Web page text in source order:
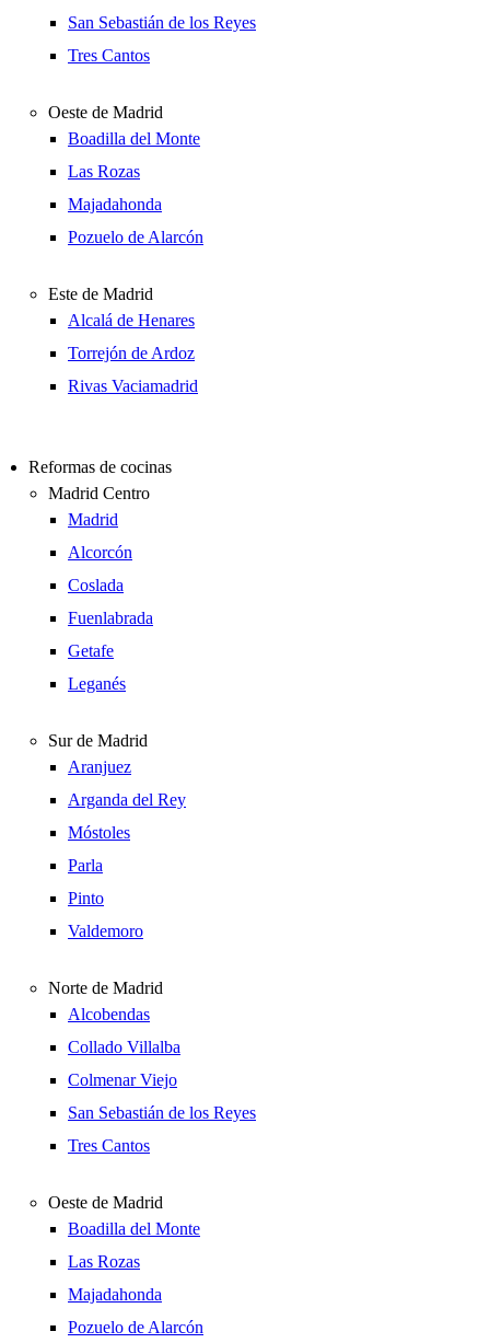
San Sebastián de los Reyes
Tres Cantos
Oeste de Madrid
Boadilla del Monte
Las Rozas
Majadahonda
Pozuelo de Alarcón
Este de Madrid
Alcalá de Henares
Torrejón de Ardoz
Rivas Vaciamadrid
Reformas de cocinas
Madrid Centro
Madrid
Alcorcón
Coslada
Fuenlabrada
Getafe
Leganés
Sur de Madrid
Aranjuez
Arganda del Rey
Móstoles
Parla
Pinto
Valdemoro
Norte de Madrid
Alcobendas
Collado Villalba
Colmenar Viejo
San Sebastián de los Reyes
Tres Cantos
Oeste de Madrid
Boadilla del Monte
Las Rozas
Majadahonda
Pozuelo de Alarcón